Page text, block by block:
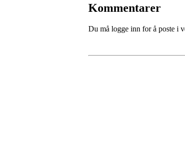
Kommentarer
Du må logge inn for å poste i